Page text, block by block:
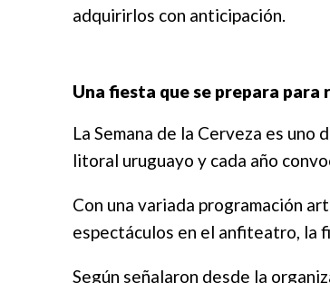
adquirirlos con anticipación.
Una fiesta que se prepara
La Semana de la Cerveza es
litoral uruguayo y cada año
Con una variada programación
espectáculos en el anfiteatro, la
Según señalaron desde la